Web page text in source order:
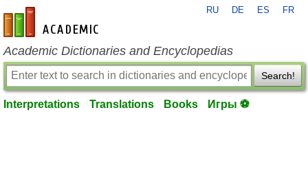
en-academic.com
RU DE ES FR
Academic Dictionaries and Encyclopedias
Search!
Interpretations Translations Books Игры ⚽